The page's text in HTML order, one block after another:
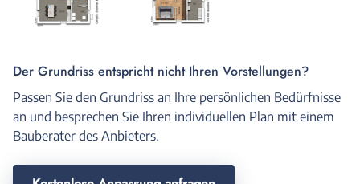
Der Grundriss entspricht nicht Ihren Vorstellungen?
Passen Sie den Grundriss an Ihre persönlichen Bedürfnisse
an und besprechen Sie Ihren individuellen Plan mit einem
Bauberater des Anbieters.